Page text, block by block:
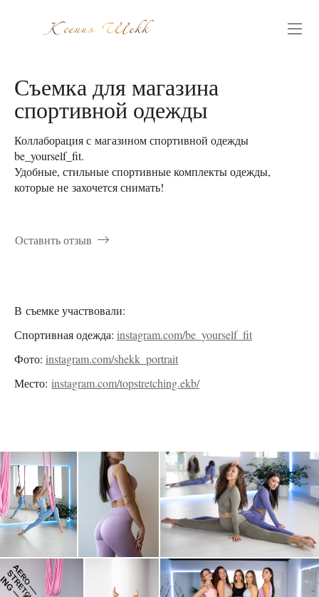
Съемка для магазина
спортивной одежды
Коллаборация с магазином спортивной одежды
be_yourself_fit.
Удобные, стильные спортивные комплекты одежды,
которые не захочется снимать!
Оставить отзыв
В съемке участвовали:
Спортивная одежда: instagram.com/be_yourself_fit
Фото: instagram.com/shekk_portrait
Место: instagram.com/topstretching.ekb/